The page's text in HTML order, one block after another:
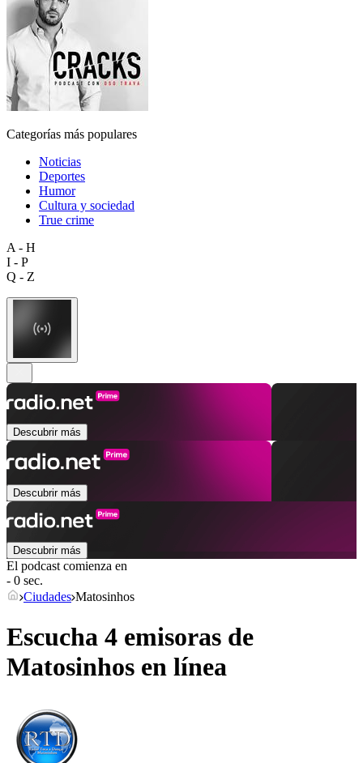
Categorías más populares
Noticias
Deportes
Humor
Cultura y sociedad
True crime
A - H
I - P
Q - Z
Descubrir más
Descubrir más
Descubrir más
El podcast comienza en
- 0 sec.
Ciudades Matosinhos
Escucha 4 emisoras de
Matosinhos en línea